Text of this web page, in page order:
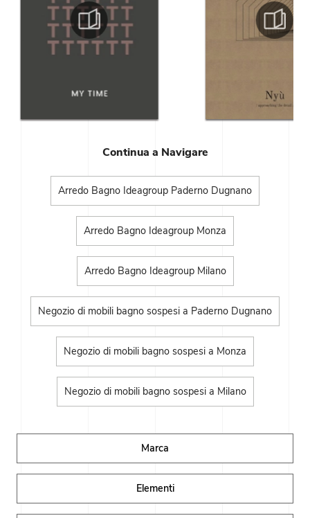
Continua a Navigare
Arredo Bagno Ideagroup Paderno Dugnano
Arredo Bagno Ideagroup Monza
Arredo Bagno Ideagroup Milano
Negozio di mobili bagno sospesi a Paderno Dugnano
Negozio di mobili bagno sospesi a Monza
Negozio di mobili bagno sospesi a Milano
Marca
Elementi